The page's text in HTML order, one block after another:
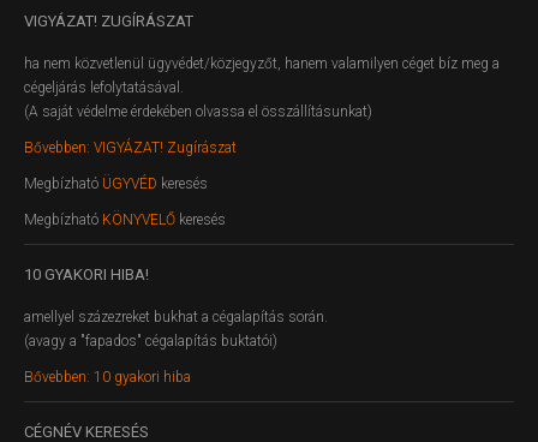
VIGYÁZAT! ZUGÍRÁSZAT
ha nem közvetlenül ügyvédet/közjegyzőt, hanem valamilyen céget bíz meg a
cégeljárás lefolytatásával.
(A saját védelme érdekében olvassa el összállításunkat)
Bővebben: VIGYÁZAT! Zugírászat
Megbízható ÜGYVÉD keresés
Megbízható KÖNYVELŐ keresés
10 GYAKORI HIBA!
amellyel százezreket bukhat a cégalapítás során.
(avagy a "fapados" cégalapítás buktatói)
Bővebben: 10 gyakori hiba
CÉGNÉV KERESÉS